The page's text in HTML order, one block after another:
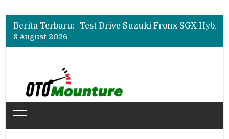
Berita Terbaru:
Beli Mobil Jangan Cuma Lihat Cicilan, TAF dan OJK Tekankan Pentingnya Literasi Keuangan
Beli Mobil Jangan Cuma Lihat Cicilan, TAF dan OJK Tekankan Pentingnya Literasi Keuangan
8 August 2026